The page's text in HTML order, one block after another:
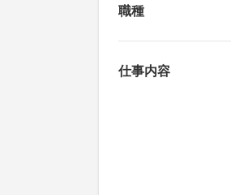
職種
仕事内容